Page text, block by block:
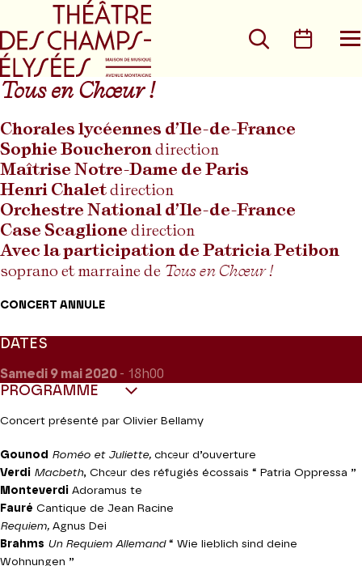
Aller au menu principal
Rechercher
Tous en Chœur !
Chorales lycéennes d’Ile-de-France
Sophie Boucherondirection
Maîtrise Notre-Dame de Paris
Henri Chaletdirection
Orchestre National d’Ile-de-France
Case Scaglione direction
Avec la participation de Patricia Petibon
soprano et marraine de Tous en Chœur !
CONCERT ANNULE
DATES
Samedi 9 mai 2020 - 18h00
PROGRAMME
Concert présenté par Olivier Bellamy
Gounod Roméo et Juliette, chœur d’ouverture
Verdi Macbeth, Chœur des réfugiés écossais “ Patria Oppressa ”
Monteverdi Adoramus te
Fauré Cantique de Jean Racine
Requiem, Agnus Dei
Brahms Un Requiem Allemand“ Wie lieblich sind deine
Wohnungen ”